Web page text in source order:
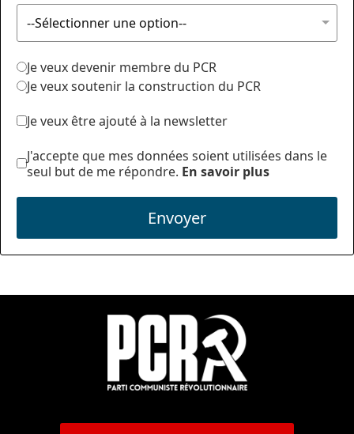
Je veux devenir membre du PCR
Je veux soutenir la construction du PCR
Je veux être ajouté à la newsletter
J'accepte que mes données soient utilisées dans le
seul but de me répondre. En savoir plus
Envoyer